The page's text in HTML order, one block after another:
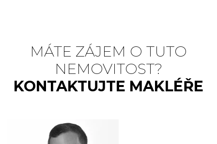
MÁTE ZÁJEM O TUTO
NEMOVITOST?
KONTAKTUJTE MAKLÉŘE